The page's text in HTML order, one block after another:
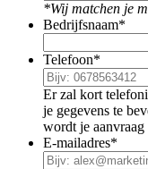
*Wij matchen je
Bedrijfsnaam*
Telefoon*
Er zal kort
je gegevens te
wordt je aanvraag
E-mailadres*